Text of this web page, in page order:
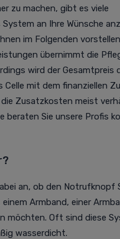
zu machen, gibt es viele
an Ihre Wünsche
im Folgenden
übernimmt die
wird der Gesamtpreis
mit dem finanziellen
Zusatzkosten meist
beraten Sie unsere Profis
an, ob den Notrufknopf
Armband, einer
möchten. Oft sind diese
wasserdicht.